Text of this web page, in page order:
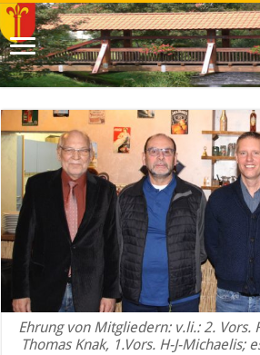
Ehrung von Mitgliedern: v.li.: 2. Vors.
Thomas Knak, 1.Vors. H-J-Michaelis;